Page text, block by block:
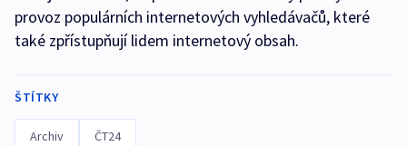
provoz populárních internetových vyhledávačů, které
také zpřístupňují lidem internetový obsah.
ŠTÍTKY
Archiv ČT24